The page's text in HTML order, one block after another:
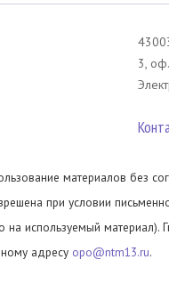
3,
материалов без
при условии
на используемый материал).
адресу opo@ntm13.ru.